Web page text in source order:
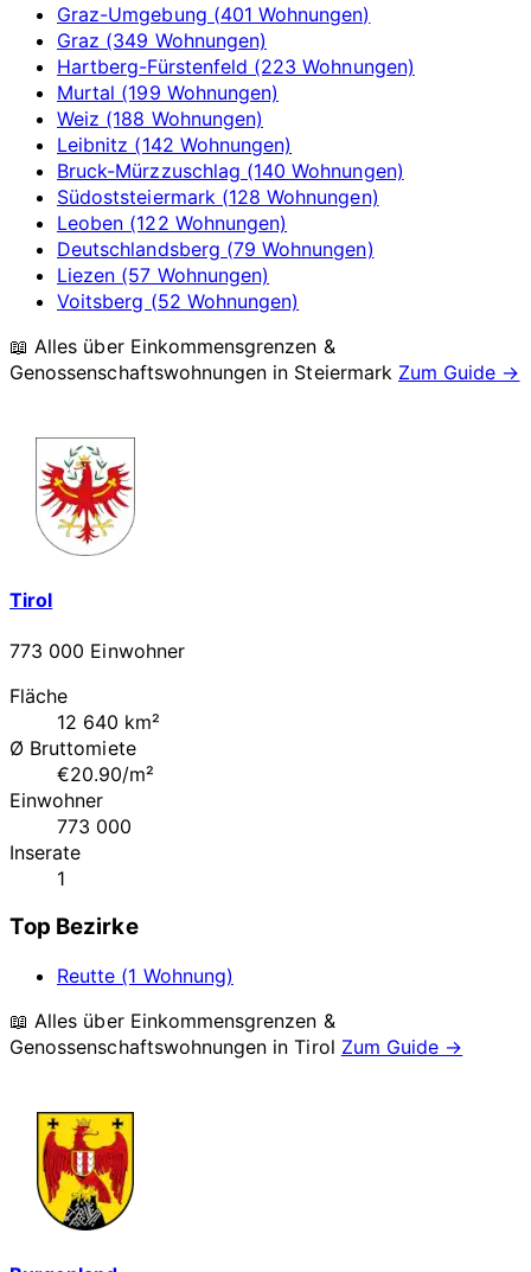
Graz-Umgebung (401 Wohnungen)
Graz (349 Wohnungen)
Hartberg-Fürstenfeld (223 Wohnungen)
Murtal (199 Wohnungen)
Weiz (188 Wohnungen)
Leibnitz (142 Wohnungen)
Bruck-Mürzzuschlag (140 Wohnungen)
Südoststeiermark (128 Wohnungen)
Leoben (122 Wohnungen)
Deutschlandsberg (79 Wohnungen)
Liezen (57 Wohnungen)
Voitsberg (52 Wohnungen)
📖 Alles über Einkommensgrenzen &
Genossenschaftswohnungen in Steiermark Zum Guide →
Tirol
773 000 Einwohner
Fläche
12 640 km²
Ø Bruttomiete
€20.90/m²
Einwohner
773 000
Inserate
1
Top Bezirke
Reutte (1 Wohnung)
📖 Alles über Einkommensgrenzen &
Genossenschaftswohnungen inTirol Zum Guide →